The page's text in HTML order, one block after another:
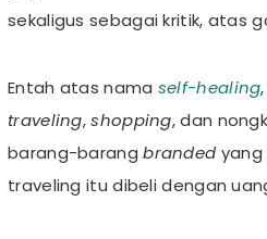
sekaligus sebagai kritik, atas
Entah atas nama self-healing
traveling,shopping, dan
barang-barang branded yang
traveling itu dibeli dengan